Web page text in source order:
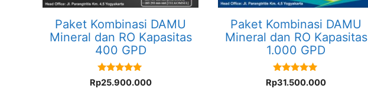
Paket Kombinasi DAMU
Mineral dan RO Kapasitas
400 GPD
5.00
out of 5
Rp25.900.000
Paket Kombinasi DAMU
Mineral dan RO Kapasitas
1.000 GPD
5.00
out of 5
Rp31.500.000